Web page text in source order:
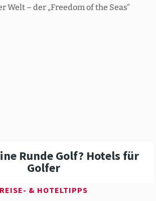
Welt – der „Freedom of the Seas“
Runde Golf? Hotels für
Golfer
REISE- & HOTELTIPPS